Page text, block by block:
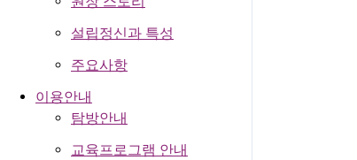
설립정신과 특성
주요사항
이용안내
탐방안내
교육프로그램 안내